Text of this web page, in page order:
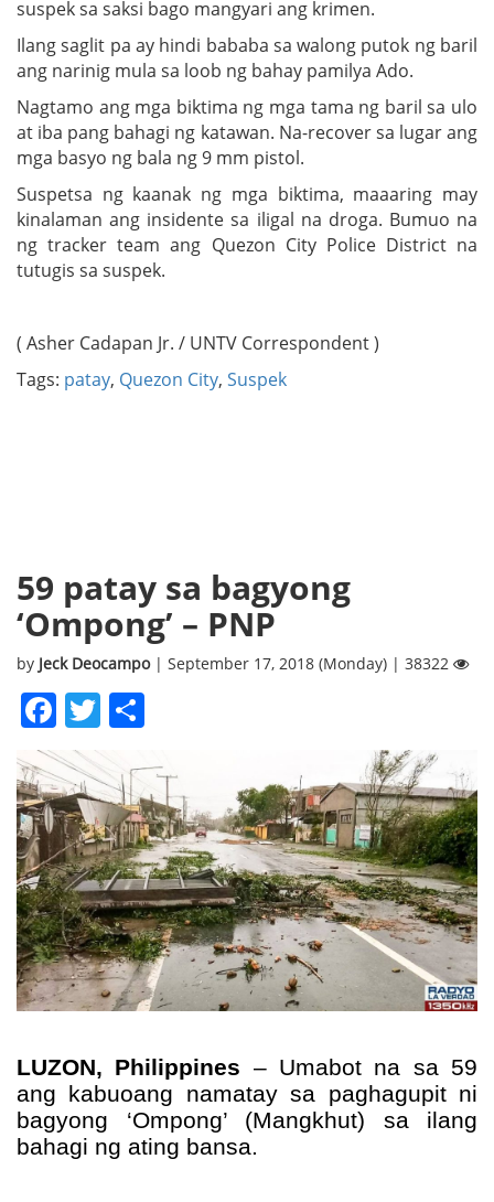
suspek sa saksi bago mangyari ang krimen.
Ilang saglit pa ay hindi bababa sa walong putok ng baril
ang narinig mula sa loob ng bahay pamilya Ado.
Nagtamo ang mga biktima ng mga tama ng baril sa ulo
at iba pang bahagi ng katawan. Na-recover sa lugar ang
mga basyo ng bala ng 9 mm pistol.
Suspetsa ng kaanak ng mga biktima, maaaring may
kinalaman ang insidente sa iligal na droga. Bumuo na
ng tracker team ang Quezon City Police District na
tutugis sa suspek.
( Asher Cadapan Jr. / UNTV Correspondent )
Tags: patay, Quezon City, Suspek
59 patay sa bagyong
‘Ompong’ – PNP
by Jeck Deocampo | September 17, 2018 (Monday) | 38322
Facebook
Twitter
LUZON, Philippines – Umabot na sa 59
ang kabuoang namatay sa paghagupit ni
bagyong ‘Ompong’ (Mangkhut) sa ilang
bahagi ng ating bansa.